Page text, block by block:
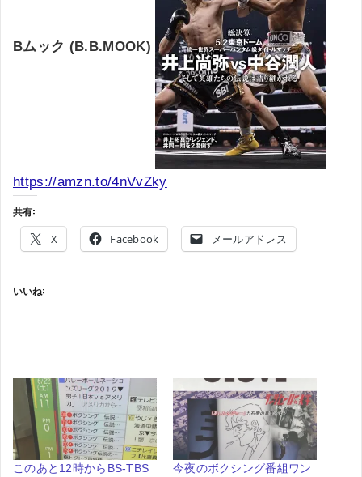
Bムック (B.B.MOOK)
https://amzn.to/4nVvZky
共有:
X Facebook メールアドレス
いいね:
このあと12時からBS-TBS
今夜のボクシング番組ワン